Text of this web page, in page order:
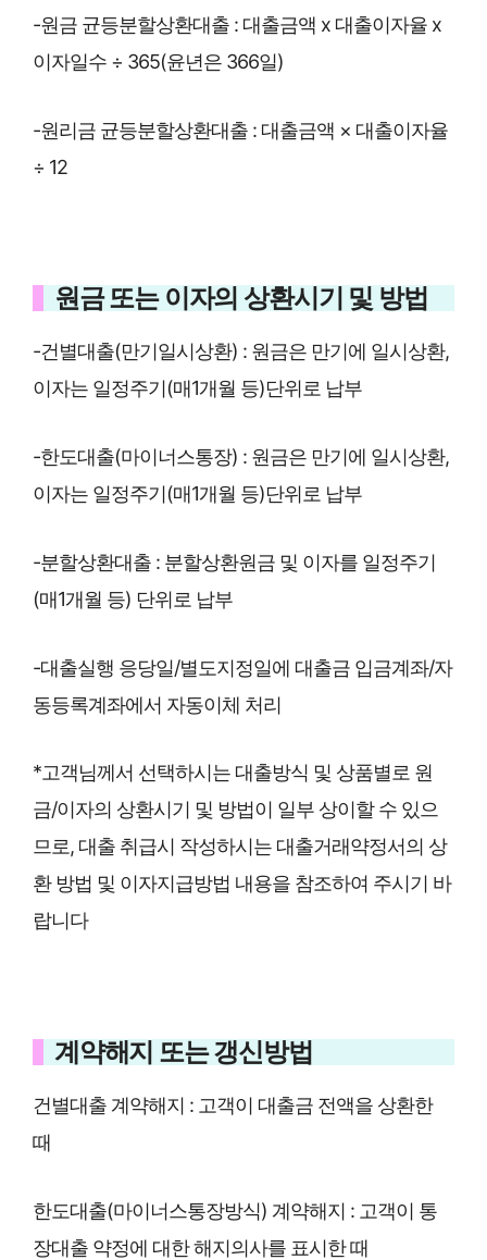
-원금 균등분할상환대출 : 대출금액 x 대출이자율 x
이자일수 ÷ 365(윤년은 366일)
-원리금 균등분할상환대출 : 대출금액 × 대출이자율
÷ 12
원금 또는 이자의 상환시기 및 방법
-건별대출(만기일시상환) : 원금은 만기에 일시상환,
이자는 일정주기(매1개월 등)단위로 납부
-한도대출(마이너스통장) : 원금은 만기에 일시상환,
이자는 일정주기(매1개월 등)단위로 납부
-분할상환대출 : 분할상환원금 및 이자를 일정주기
(매1개월 등) 단위로 납부
-대출실행 응당일/별도지정일에 대출금 입금계좌/자
동등록계좌에서 자동이체 처리
*고객님께서 선택하시는 대출방식 및 상품별로 원
금/이자의 상환시기 및 방법이 일부 상이할 수 있으
므로, 대출 취급시 작성하시는 대출거래약정서의 상
환 방법 및 이자지급방법 내용을 참조하여 주시기 바
랍니다
계약해지 또는 갱신방법
건별대출 계약해지 : 고객이 대출금 전액을 상환한
때
한도대출(마이너스통장방식) 계약해지 : 고객이 통
장대출 약정에 대한 해지의사를 표시한 때